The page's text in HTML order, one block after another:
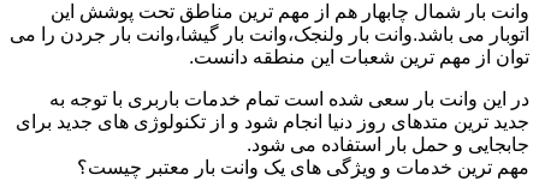
وانت بار شمال چابهار هم از مهم ترین مناطق تحت پوشش این
اتوبار می باشد.وانت بار ولنجک،وانت بار گیشا،وانت بار جردن را می
توان از مهم ترین شعبات این منطقه دانست.
در این وانت بار سعی شده است تمام خدمات باربری با توجه به
جدید ترین متدهای روز دنیا انجام شود و از تکنولوژی های جدید برای
جابجایی و حمل بار استفاده می شود.
مهم ترین خدمات و ویژگی های یک وانت بار معتبر چیست؟